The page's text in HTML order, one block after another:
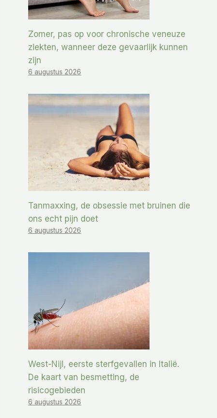
Zomer, pas op voor chronische veneuze
ziekten, wanneer deze gevaarlijk kunnen
zijn
6 augustus 2026
Tanmaxxing, de obsessie met bruinen die
ons echt pijn doet
6 augustus 2026
West-Nijl, eerste sterfgevallen in Italië.
De kaart van besmetting, de
risicogebieden
6 augustus 2026